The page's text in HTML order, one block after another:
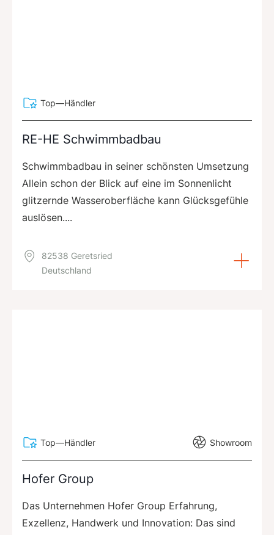
Top—Händler
RE-HE Schwimmbadbau
Schwimmbadbau in seiner schönsten Umsetzung
Allein schon der Blick auf eine im Sonnenlicht
glitzernde Wasseroberfläche kann Glücksgefühle
auslösen....
82538 Geretsried
Deutschland
Top—Händler Showroom
Hofer Group
Das Unternehmen Hofer Group Erfahrung,
Exzellenz, Handwerk und Innovation: Das sind